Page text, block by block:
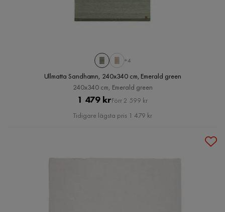
+4
Ullmatta Sandhamn, 240x340 cm, Emerald green
240x340 cm, Emerald green
Pris
1 479 krOriginal
Pris
Förr 2 599 kr
Tidigare lägsta pris 1 479 kr